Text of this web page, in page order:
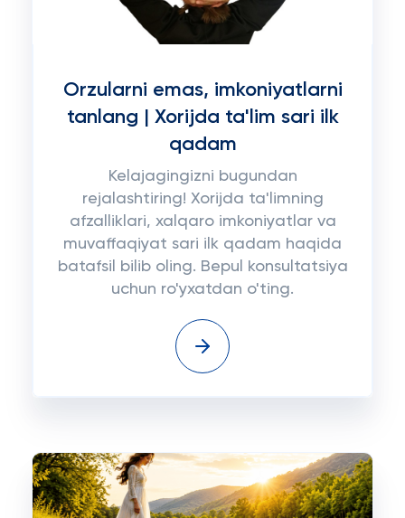
Orzularni emas, imkoniyatlarni
tanlang | Xorijda ta'lim sari ilk
qadam
Kelajagingizni bugundan
rejalashtiring! Xorijda ta'limning
afzalliklari, xalqaro imkoniyatlar va
muvaffaqiyat sari ilk qadam haqida
batafsil bilib oling. Bepul konsultatsiya
uchun ro'yxatdan o'ting.